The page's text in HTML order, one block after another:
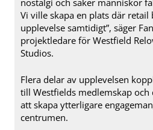
Vi ville skapa en plats där
upplevelse samtidigt”, säger
projektledare för Westfield
Studios.
Flera delar av upplevelsen
till Westfields medlemskap
att skapa ytterligare
centrumen.